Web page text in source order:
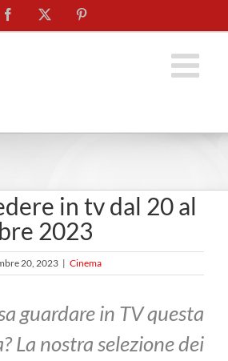
Facebook
in tv dal 20 al
2023
20, 2023 | Cinema
guardare in TV questa
La nostra selezione dei